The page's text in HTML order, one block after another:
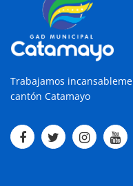
Trabajamos
cantón Catamayo